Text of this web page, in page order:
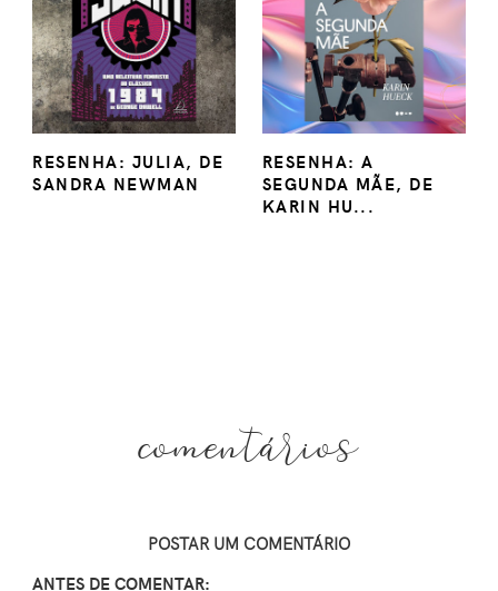
RESENHA: JULIA, DE
SANDRA NEWMAN
RESENHA: A
SEGUNDA MÃE, DE
KARIN HU...
comentários
POSTAR UM COMENTÁRIO
ANTES DE COMENTAR: